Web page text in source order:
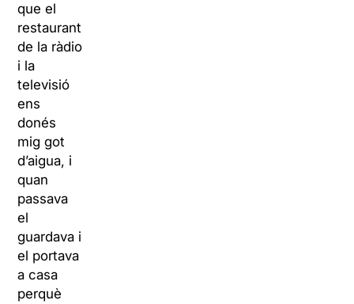
que el
restaurant
de la ràdio
i la
televisió
ens
donés
mig got
d’aigua, i
quan
passava
el
guardava i
el portava
a casa
perquè